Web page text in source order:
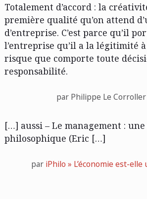
Totalement d’accord : la
première qualité qu’on attend
d’entreprise. C’est parce qu’il
l’entreprise qu’il a la légitimité
risque que comporte toute
responsabilité.
par Philippe Le
[…] aussi – Le management :
philosophique (Eric […]
par iPhilo » L’économie est-elle